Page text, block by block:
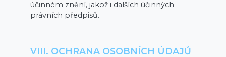
účinném znění, jakož i dalších účinných
právních předpisů.
VIII. OCHRANA OSOBNÍCH ÚDAJŮ